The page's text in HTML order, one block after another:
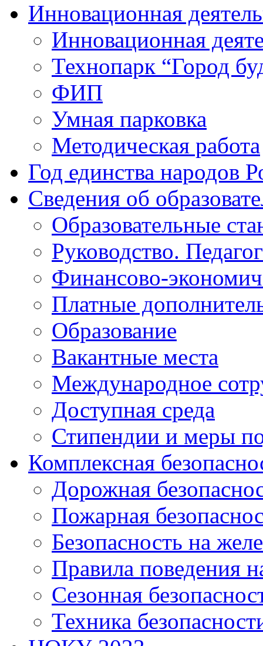
Инновационная
Инновационная
Технопарк “Город
ФИП
Умная парковка
Методическая работа
Год единства народов
Сведения об
Образовательные
Руководство.
Финансово-
Платные
Образование
Вакантные места
Международное
Доступная среда
Стипендии и меры
Комплексная
Дорожная
Пожарная
Безопасность на
Правила поведения
Сезонная
Техника